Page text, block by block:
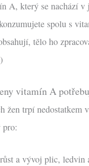
A, který se nachází v
spolu s
tělo ho
)
vitamín A
žen trpí nedostatkem
pro:
a vývoj plic, ledvin